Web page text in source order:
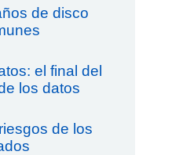
de disco
el final del
los datos
de los